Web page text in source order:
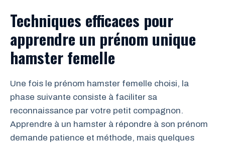
Techniques efficaces pour
apprendre un prénom unique
hamster femelle
Une fois le prénom hamster femelle choisi, la
phase suivante consiste à faciliter sa
reconnaissance par votre petit compagnon.
Apprendre à un hamster à répondre à son prénom
demande patience et méthode, mais quelques